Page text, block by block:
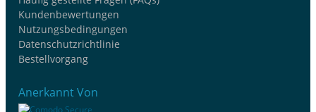
Kundenbewertungen
Nutzungsbedingungen
Datenschutzrichtlinie
Bestellvorgang
Anerkannt Von